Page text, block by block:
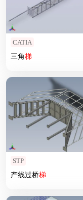
CATIA
三角梯
STP
产线过桥梯